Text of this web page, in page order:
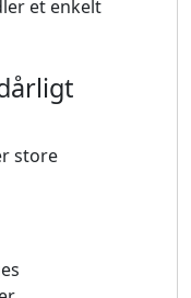
et enkelt
store